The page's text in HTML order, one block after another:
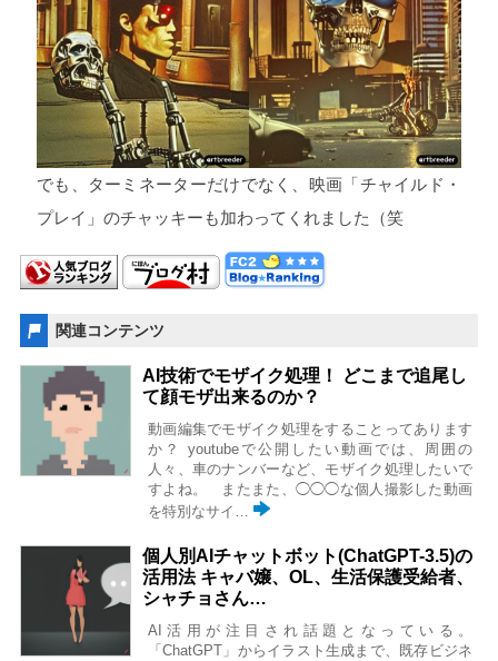
でも、ターミネーターだけでなく、映画「チャイルド・
プレイ」のチャッキーも加わってくれました（笑
関連コンテンツ
AI技術でモザイク処理！ どこまで追尾し
て顔モザ出来るのか？
動画編集でモザイク処理をすることってあります
か？ youtubeで公開したい動画では、周囲の
人々、車のナンバーなど、モザイク処理したいで
すよね。 またまた、◯◯◯な個人撮影した動画
を特別なサイ…
個人別AIチャットボット(ChatGPT-3.5)の
活用法 キャバ嬢、OL、生活保護受給者、
シャチョさん…
AI活用が注目され話題となっている。
「ChatGPT」からイラスト生成まで、既存ビジネ